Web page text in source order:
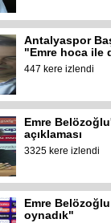
Antalyaspor
"Emre hoca ile
447 kere izlendi
Emre
açıklaması
3325 kere izlendi
Emre
oynadık"